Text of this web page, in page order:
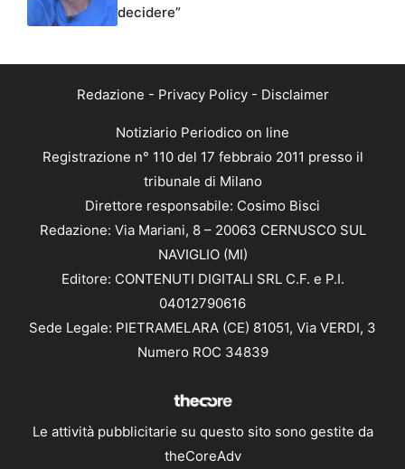
decidere”
Redazione - Privacy Policy- Disclaimer
Notiziario Periodico on line
Registrazione n° 110 del 17 febbraio 2011 presso il
tribunale di Milano
Direttore responsabile: Cosimo Bisci
Redazione: Via Mariani, 8 – 20063 CERNUSCO SUL
NAVIGLIO (MI)
Editore: CONTENUTI DIGITALI SRL C.F. e P.I.
04012790616
Sede Legale: PIETRAMELARA (CE) 81051, Via VERDI, 3
Numero ROC 34839
Le attività pubblicitarie su questo sito sono gestite da
theCoreAdv